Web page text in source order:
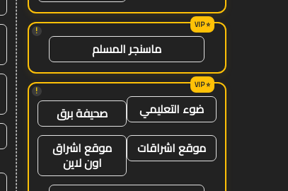
!
ماسنجر المسلم
!
ضوء التعليمي
صحيفة برق
موقع اشراقات
موقع اشراق
اون لاين